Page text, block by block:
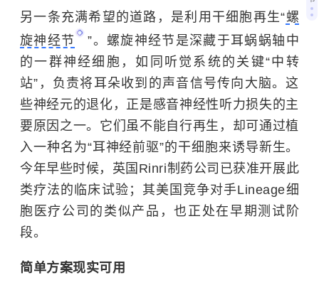
另一条充满希望的道路，是利用干细胞再生“螺
旋神经节
”。螺旋神经节是深藏于耳蜗蜗轴中
的一群神经细胞，如同听觉系统的关键“中转
站”，负责将耳朵收到的声音信号传向大脑。这
些神经元的退化，正是感音神经性听力损失的主
要原因之一。它们虽不能自行再生，却可通过植
入一种名为“耳神经前驱”的干细胞来诱导新生。
今年早些时候，英国Rinri制药公司已获准开展此
类疗法的临床试验；其美国竞争对手Lineage细
胞医疗公司的类似产品，也正处在早期测试阶
段。
简单方案现实可用